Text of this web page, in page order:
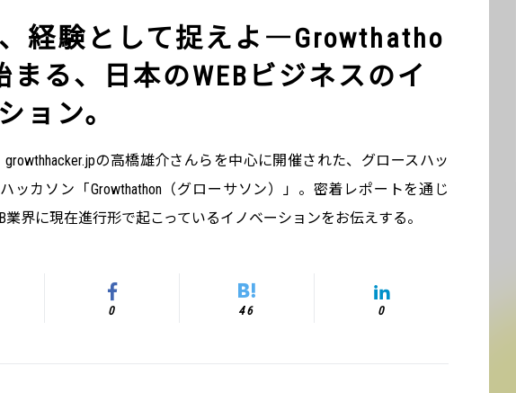
経験として捉えよ―Growthatho
まる、日本のWEBビジネスのイ
ョン。
の高橋雄介さんらを中心に開催された、グロースハッ
ッカソン「Growthathon（グローサソン）」。密着レポートを通じ
業界に現在進行形で起こっているイノベーションをお伝えする。
0 46 0